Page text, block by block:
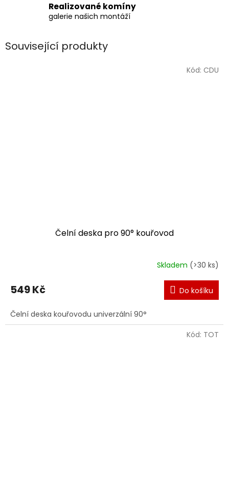
Realizované komíny
galerie našich montáží
Související produkty
Čelní deska pro 90° kouřovod
Skladem (>30 ks)
549 Kč Do košíku
Čelní deska kouřovodu univerzální 90°
Kód: CDU
Kód: TOT